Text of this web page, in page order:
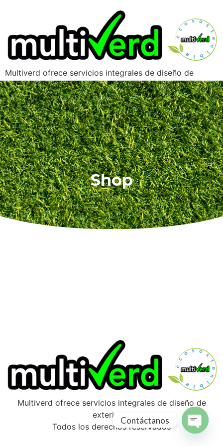
Multiverd ofrece servicios integrales de diseño de
exteriores
Shop
Multiverd ofrece servicios integrales de diseño de
exteriores
Todos los derechos reservados
Contáctanos